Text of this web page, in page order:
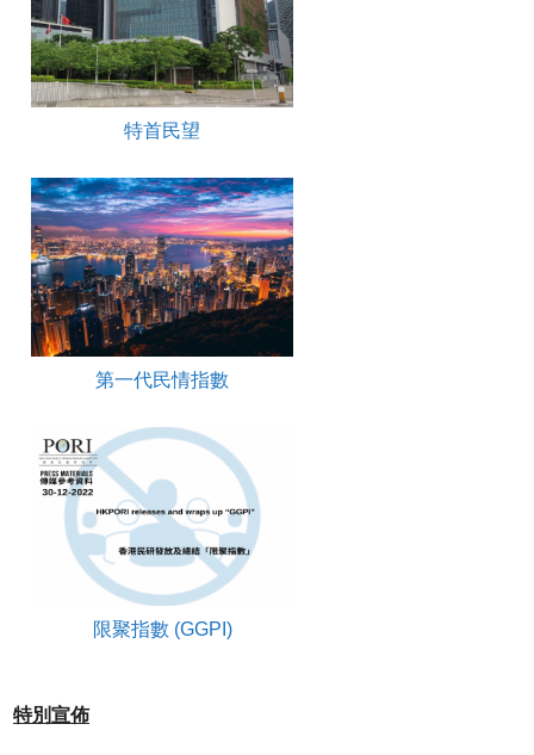
特首民望
第一代民情指數
限聚指數 (GGPI)
特別宣佈